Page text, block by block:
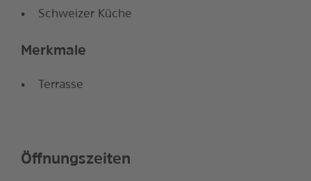
Schweizer Küche
Merkmale
Terrasse
Öffnungszeiten